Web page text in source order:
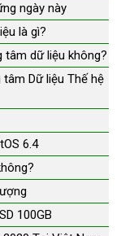
ngày này
là gì?
dữ liệu không?
Dữ liệu Thế hệ
6.4
100GB